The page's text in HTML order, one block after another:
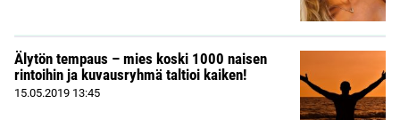
Älytön tempaus – mies koski 1000 naisen
rintoihin ja kuvausryhmä taltioi kaiken!
15.05.2019 13:45